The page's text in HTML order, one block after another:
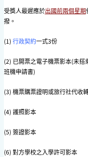
受獎人最遲應於出國前兩個星期
撥。
(1) 行政契約一式3份
(2) 已開票之電子機票影本(未
班機申請書)
(3) 機票購票證明或旅行社代收
(4) 護照影本
(5) 簽證影本
(6) 對方學校之入學許可影本